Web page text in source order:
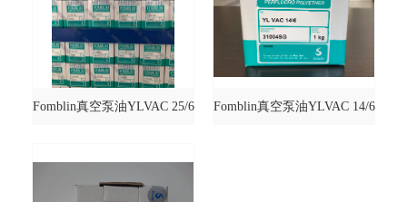
Fomblin真空泵油YLVAC 25/6 Fomblin真空泵油YLVAC 14/6